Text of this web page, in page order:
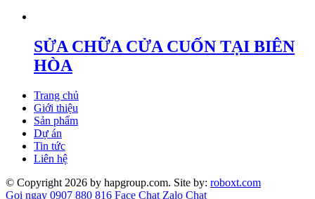
SỬA CHỮA CỬA CUỐN TẠI BIÊN
HÒA
Trang chủ
Giới thiệu
Sản phẩm
Dự án
Tin tức
Liên hệ
© Copyright 2026 by hapgroup.com. Site by: roboxt.com
Gọi ngay 0907 880 816 Face Chat Zalo Chat